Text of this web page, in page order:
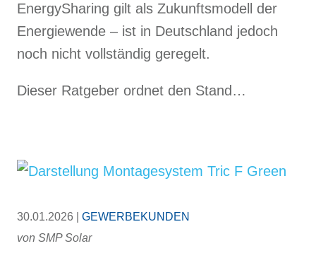
EnergySharing gilt als Zukunftsmodell der
Energiewende – ist in Deutschland jedoch
noch nicht vollständig geregelt.
Dieser Ratgeber ordnet den Stand…
30.01.2026 | GEWERBEKUNDEN
von SMP Solar